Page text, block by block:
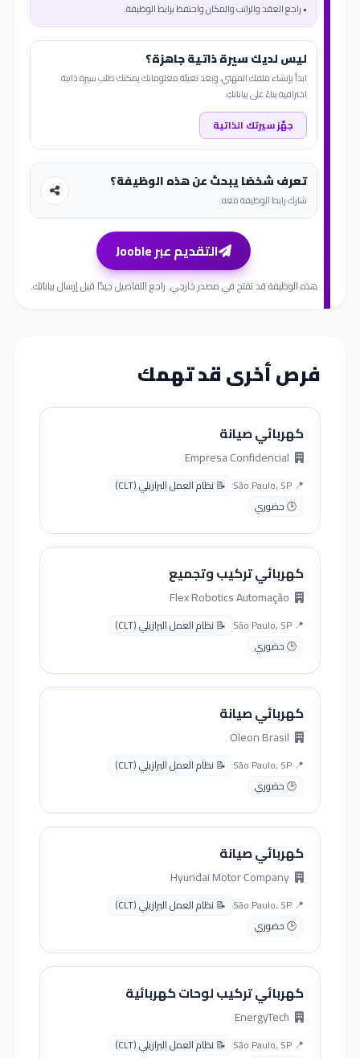
• راجع العقد والراتب والمكان واحتفظ برابط الوظيفة.
ليس لديك سيرة ذاتية جاهزة؟
ابدأ بإنشاء ملفك المهني، وبعد تعبئة معلوماتك يمكنك طلب سيرة ذاتية
احترافية بناءً على بياناتك.
جهّز سيرتك الذاتية
تعرف شخصًا يبحث عن هذه الوظيفة؟
شارك رابط الوظيفة معه.
التقديم عبر Jooble
هذه الوظيفة قد تفتح في مصدر خارجي. راجع التفاصيل جيدًا قبل إرسال بياناتك.
فرص أخرى قد تهمك
كهربائي صيانة
📍 São Paulo, SP
📝 نظام العمل البرازيلي (CLT)
🕒 حضوري
كهربائي تركيب وتجميع
📍 São Paulo, SP
📝 نظام العمل البرازيلي (CLT)
🕒 حضوري
كهربائي صيانة
📍 São Paulo, SP
📝 نظام العمل البرازيلي (CLT)
🕒 حضوري
كهربائي صيانة
📍 São Paulo, SP
📝 نظام العمل البرازيلي (CLT)
🕒 حضوري
كهربائي تركيب لوحات كهربائية
📍 São Paulo, SP
📝 نظام العمل البرازيلي (CLT)